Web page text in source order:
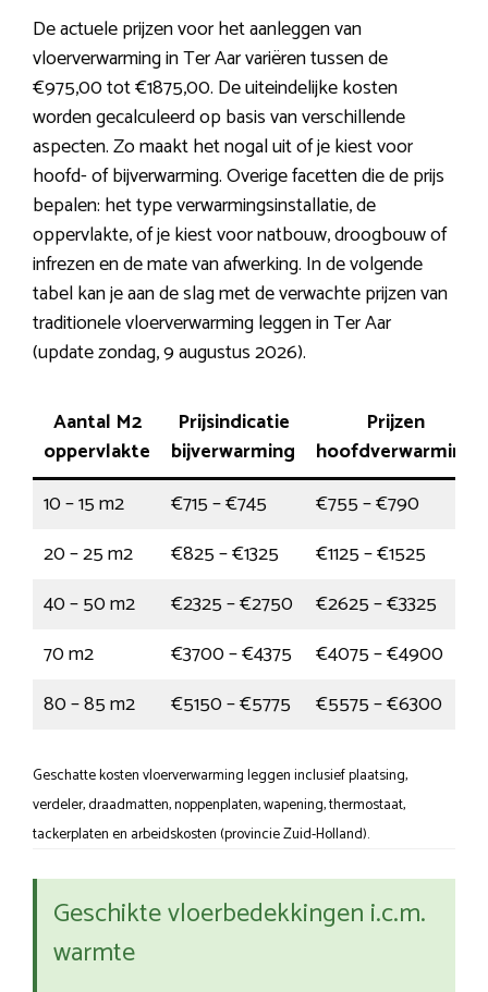
De actuele prijzen voor het aanleggen van
vloerverwarming in Ter Aar variëren tussen de
€975,00 tot €1875,00. De uiteindelijke kosten
worden gecalculeerd op basis van verschillende
aspecten. Zo maakt het nogal uit of je kiest voor
hoofd- of bijverwarming. Overige facetten die de prijs
bepalen: het type verwarmingsinstallatie, de
oppervlakte, of je kiest voor natbouw, droogbouw of
infrezen en de mate van afwerking. In de volgende
tabel kan je aan de slag met de verwachte prijzen van
traditionele vloerverwarming leggen in Ter Aar
(update zondag, 9 augustus 2026).
Aantal M2
oppervlakte
Prijsindicatie
bijverwarming
Prijzen
hoofdverwarming
10 – 15 m2
€715 – €745
€755 – €790
20 – 25 m2
€825 – €1325
€1125 – €1525
40 – 50 m2
€2325 – €2750
€2625 – €3325
70 m2
€3700 – €4375
€4075 – €4900
80 – 85 m2
€5150 – €5775 €5575 – €6300
Geschatte kosten vloerverwarming leggen inclusief plaatsing,
verdeler, draadmatten, noppenplaten, wapening, thermostaat,
tackerplaten en arbeidskosten (provincie Zuid-Holland).
Geschikte vloerbedekkingen i.c.m.
warmte